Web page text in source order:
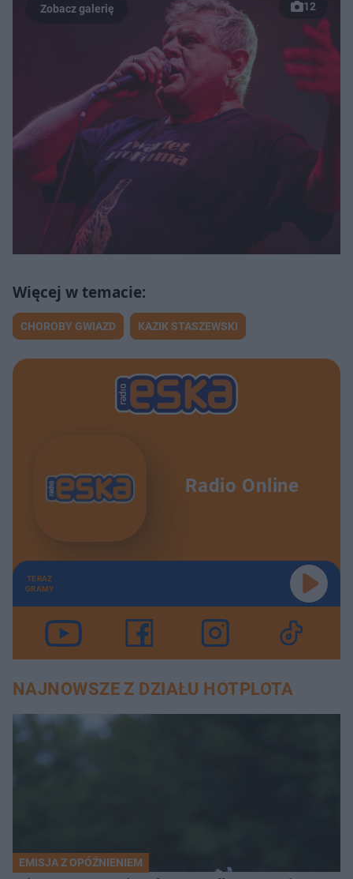
12
CHOROBY GWIAZD KAZIK STASZEWSKI
Radio Online
TERAZ
GRAMY
NAJNOWSZE Z DZIAŁU HOTPLOTA
EMISJA Z OPÓŹNIENIEM